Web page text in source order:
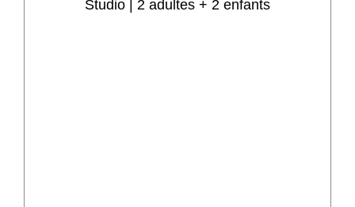
Studio | 2 adultes + 2 enfants